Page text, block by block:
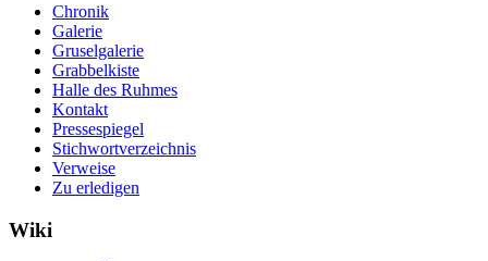
Chronik
Galerie
Gruselgalerie
Grabbelkiste
Halle des Ruhmes
Kontakt
Pressespiegel
Stichwortverzeichnis
Verweise
Zu erledigen
Wiki